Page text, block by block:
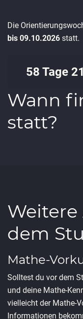
Die
bis 09.10.2026 statt.
58 Tage
Wann
statt?
dem
Mathe-
Solltest du vor dem
und deine Mathe-
vielleicht der Mathe-
Informationen